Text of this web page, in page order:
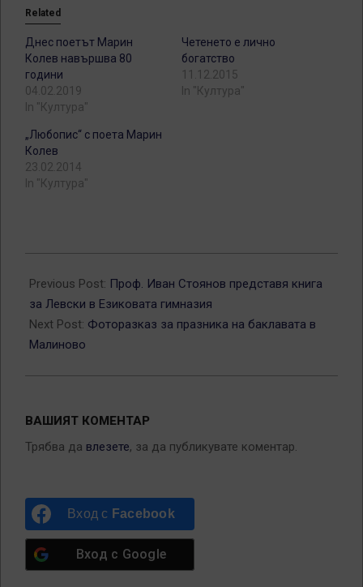
Related
Днес поетът Марин
Колев навършва 80
години
04.02.2019
In "Култура"
Четенето е лично
богатство
11.12.2015
In "Култура"
„Любопис“ с поета Марин
Колев
23.02.2014
In "Култура"
10-
07
Previous Post: Проф. Иван Стоянов представя книга
за Левски в Езиковата гимназия
Next Post: Фоторазказ за празника на баклавата в
Малиново
ВАШИЯТ КОМЕНТАР
Трябва да влезете, за да публикувате коментар.
Вход с Facebook
Вход с Google